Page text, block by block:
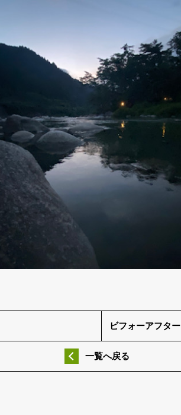
ビフォーアフター
一覧へ戻る